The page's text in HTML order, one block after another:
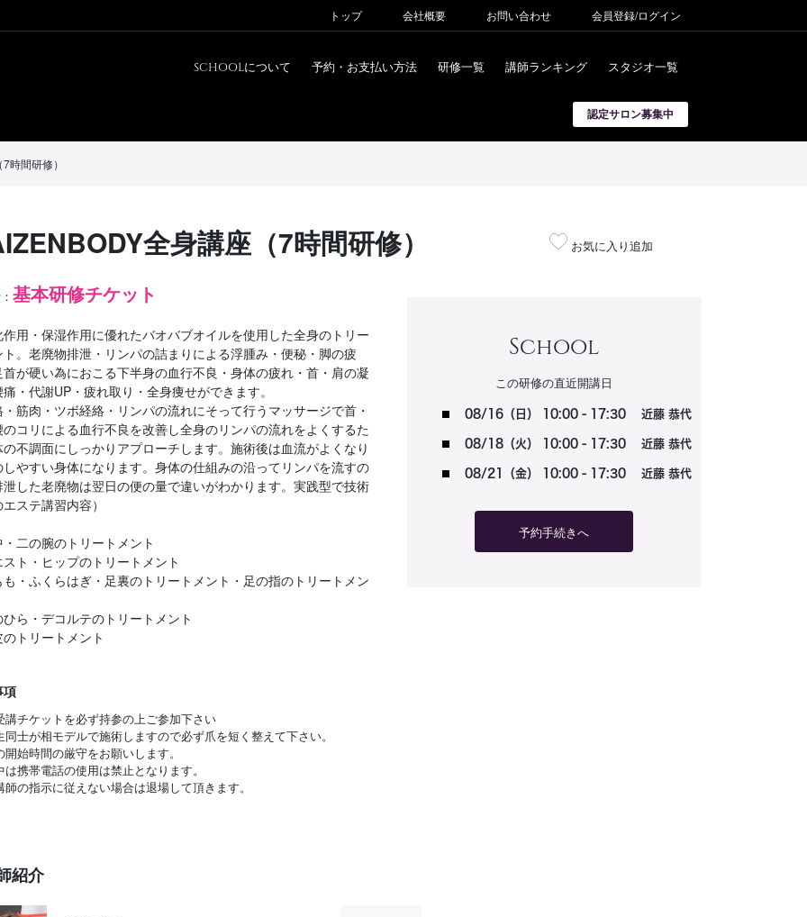
トップ 会社概要 お問い合わせ 会員登録/ログイン
SCHOOLについて 予約・お支払い方法 研修一覧 講師ランキング スタジオ一覧
認定サロン募集中
予約・お支払い方法
スタジオ一覧
時間研修）
全身講座（7時間研修） お気に入り追加
基本研修チケット
用・保湿作用に優れたバオバブオイルを使用した全身のトリー
。老廃物排泄・リンパの詰まりによる浮腫み・便秘・脚の疲
が硬い為におこる下半身の血行不良・身体の疲れ・首・肩の凝
・代謝UP・疲れ取り・全身痩せができます。
筋肉・ツボ経絡・リンパの流れにそって行うマッサージで首・
コリによる血行不良を改善し全身のリンパの流れをよくするた
不調面にしっかりアプローチします。施術後は血流がよくなり
やすい身体になります。身体の仕組みの沿ってリンパを流すの
した老廃物は翌日の便の量で違いがわかります。実践型で技術
ステ講習内容）
二の腕のトリートメント
ト・ヒップのトリートメント
・ふくらはぎ・足裏のトリートメント・足の指のトリートメン
ら・デコルテのトリートメント
トリートメント
項
講チケットを必ず持参の上ご参加下さい
同士が相モデルで施術しますので必ず爪を短く整えて下さい。
開始時間の厳守をお願いします。
は携帯電話の使用は禁止となります。
師の指示に従えない場合は退場して頂きます。
School
この研修の直近開講日
08/16（日） 10:00 - 17:30 近藤 恭代
08/18（火） 10:00 - 17:30 近藤 恭代
08/21（金） 10:00 - 17:30 近藤 恭代
予約手続きへ
紹介